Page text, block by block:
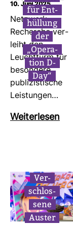
für Ent­
hül­lung
der
„Ope­ra­
tion D-
Day“
10. Juni 2025
Netz­werk
Recherche ver­
leiht den
Leucht­turm für
beson­dere
publi­zis­ti­sche
Leis­tungen…
Wei­ter­lesen
Ver­
schlos­
sene
Auster